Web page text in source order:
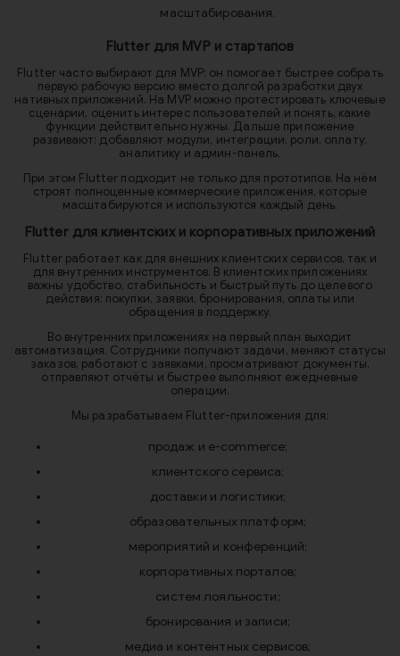
масштабирования.
Flutter для MVP и стартапов
Flutter часто выбирают для MVP: он помогает быстрее собрать
первую рабочую версию вместо долгой разработки двух
нативных приложений. На MVP можно протестировать ключевые
сценарии, оценить интерес пользователей и понять, какие
функции действительно нужны. Дальше приложение
развивают: добавляют модули, интеграции, роли, оплату,
аналитику и админ-панель.
При этом Flutter подходит не только для прототипов. На нём
строят полноценные коммерческие приложения, которые
масштабируются и используются каждый день.
Flutter для клиентских и корпоративных приложений
Flutter работает как для внешних клиентских сервисов, так и
для внутренних инструментов. В клиентских приложениях
важны удобство, стабильность и быстрый путь до целевого
действия: покупки, заявки, бронирования, оплаты или
обращения в поддержку.
Во внутренних приложениях на первый план выходит
автоматизация. Сотрудники получают задачи, меняют статусы
заказов, работают с заявками, просматривают документы,
отправляют отчёты и быстрее выполняют ежедневные
операции.
Мы разрабатываем Flutter-приложения для:
продаж и e-commerce;
клиентского сервиса;
доставки и логистики;
образовательных платформ;
мероприятий и конференций;
корпоративных порталов;
систем лояльности;
бронирования и записи;
медиа и контентных сервисов;